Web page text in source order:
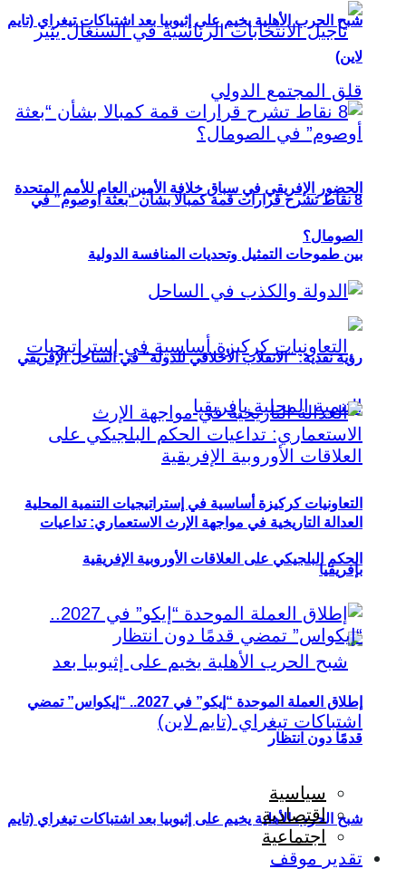
الحضور الإفريقي في سباق خلافة الأمين العام للأمم المتحدة
بين طموحات التمثيل وتحديات المنافسة الدولية
التعاونيات كركيزة أساسية في إستراتيجيات التنمية المحلية
بإفريقيا
شبح الحرب الأهلية يخيم على إثيوبيا بعد اشتباكات تيغراي (تايم
شبح الحرب الأهلية يخيم على إثيوبيا بعد اشتباكات تيغراي (تايم
لاين)
8 نقاط تشرح قرارات قمة كمبالا بشأن “بعثة أوصوم” في
الصومال؟
رؤية نقدية: “الانقلاب الأخلاقي للدولة” في الساحل الإفريقي
العدالة التاريخية في مواجهة الإرث الاستعماري: تداعيات
الحكم البلجيكي على العلاقات الأوروبية الإفريقية
إطلاق العملة الموحدة “إيكو” في 2027.. “إيكواس” تمضي
قدمًا دون انتظار
سياسية
اقتصادية
اجتماعية
تقدير موقف